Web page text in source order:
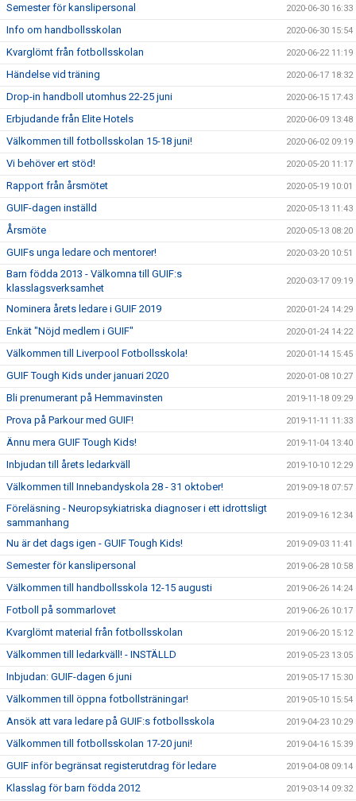
Semester för kanslipersonal 2020-06-30 16:33
Info om handbollsskolan 2020-06-30 15:54
Kvarglömt från fotbollsskolan 2020-06-22 11:19
Händelse vid träning 2020-06-17 18:32
Drop-in handboll utomhus 22-25 juni 2020-06-15 17:43
Erbjudande från Elite Hotels 2020-06-09 13:48
Välkommen till fotbollsskolan 15-18 juni! 2020-06-02 09:19
Vi behöver ert stöd! 2020-05-20 11:17
Rapport från årsmötet 2020-05-19 10:01
GUIF-dagen inställd 2020-05-13 11:43
Årsmöte 2020-05-13 08:20
GUIFs unga ledare och mentorer! 2020-03-20 10:51
Barn födda 2013 - Välkomna till GUIF:s
klasslagsverksamhet
2020-03-17 09:19
Nominera årets ledare i GUIF 2019 2020-01-24 14:29
Enkät "Nöjd medlem i GUIF" 2020-01-24 14:22
Välkommen till Liverpool Fotbollsskola! 2020-01-14 15:45
GUIF Tough Kids under januari 2020 2020-01-08 10:27
Bli prenumerant på Hemmavinsten 2019-11-18 09:29
Prova på Parkour med GUIF! 2019-11-11 11:33
Ännu mera GUIF Tough Kids! 2019-11-04 13:40
Inbjudan till årets ledarkväll 2019-10-10 12:29
Välkommen till Innebandyskola 28 - 31 oktober! 2019-09-18 07:57
Föreläsning - Neuropsykiatriska diagnoser i ett idrottsligt
sammanhang
2019-09-16 12:34
Nu är det dags igen - GUIF Tough Kids! 2019-09-03 11:41
Semester för kanslipersonal 2019-06-28 10:58
Välkommen till handbollsskola 12-15 augusti 2019-06-26 14:24
Fotboll på sommarlovet 2019-06-26 10:17
Kvarglömt material från fotbollsskolan 2019-06-20 15:12
Välkommen till ledarkväll! - INSTÄLLD 2019-05-23 13:05
Inbjudan: GUIF-dagen 6 juni 2019-05-17 15:30
Välkommen till öppna fotbollsträningar! 2019-05-10 15:54
Ansök att vara ledare på GUIF:s fotbollsskola 2019-04-23 10:29
Välkommen till fotbollsskolan 17-20 juni! 2019-04-16 15:39
GUIF inför begränsat registerutdrag för ledare 2019-04-08 09:14
Klasslag för barn födda 2012 2019-03-14 09:32